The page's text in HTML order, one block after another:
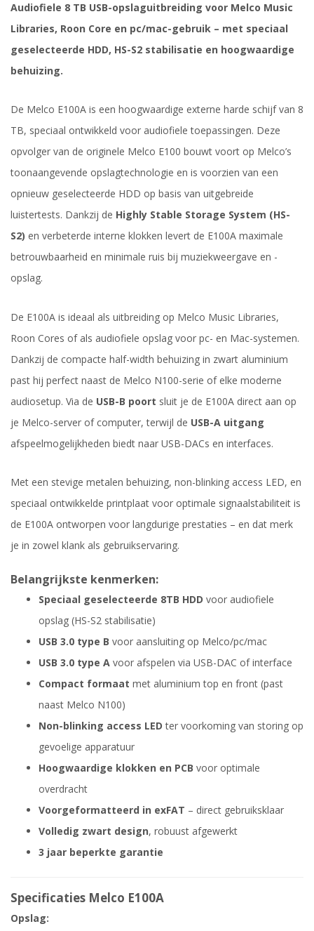
Audiofiele 8 TB USB-opslaguitbreiding voor Melco Music
Libraries, Roon Core en pc/mac-gebruik – met speciaal
geselecteerde HDD, HS-S2 stabilisatie en hoogwaardige
behuizing.
De Melco E100A is een hoogwaardige externe harde schijf van 8
TB, speciaal ontwikkeld voor audiofiele toepassingen. Deze
opvolger van de originele Melco E100 bouwt voort op Melco’s
toonaangevende opslagtechnologie en is voorzien van een
opnieuw geselecteerde HDD op basis van uitgebreide
luistertests. Dankzij de Highly Stable Storage System (HS-
S2) en verbeterde interne klokken levert de E100A maximale
betrouwbaarheid en minimale ruis bij muziekweergave en -
opslag.
De E100A is ideaal als uitbreiding op Melco Music Libraries,
Roon Cores of als audiofiele opslag voor pc- en Mac-systemen.
Dankzij de compacte half-width behuizing in zwart aluminium
past hij perfect naast de Melco N100-serie of elke moderne
audiosetup. Via de USB-B poort sluit je de E100A direct aan op
je Melco-server of computer, terwijl de USB-A uitgang
afspeelmogelijkheden biedt naar USB-DACs en interfaces.
Met een stevige metalen behuizing, non-blinking access LED, en
speciaal ontwikkelde printplaat voor optimale signaalstabiliteit is
de E100A ontworpen voor langdurige prestaties – en dat merk
je in zowel klank als gebruikservaring.
Belangrijkste kenmerken:
Speciaal geselecteerde 8TB HDD voor audiofiele
opslag (HS-S2 stabilisatie)
USB 3.0 type B voor aansluiting op Melco/pc/mac
USB 3.0 type A voor afspelen via USB-DAC of interface
Compact formaat met aluminium top en front (past
naast Melco N100)
Non-blinking access LED ter voorkoming van storing op
gevoelige apparatuur
Hoogwaardige klokken en PCB voor optimale
overdracht
Voorgeformatteerd in exFAT – direct gebruiksklaar
Volledig zwart design, robuust afgewerkt
3 jaar beperkte garantie
Specificaties Melco E100A
Opslag: